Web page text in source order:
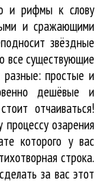
и рифмы к слову
и сражающими
звёздные
все существующие
разные: простые и
дешёвые и
отчаиваться!
озарения
которого у вас
строка.
за вас этот